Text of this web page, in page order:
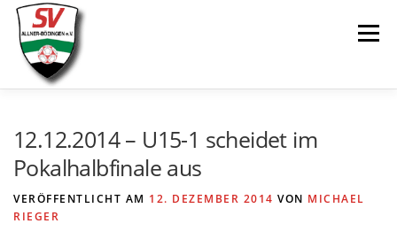
Zum
Inhalt
springen
Menü
12.12.2014 – U15-1 scheidet im
Pokalhalbfinale aus
VERÖFFENTLICHT AM 12. DEZEMBER 2014 VON MICHAEL
RIEGER